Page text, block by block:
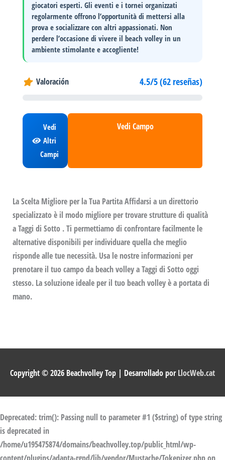
giocatori esperti. Gli eventi e i tornei organizzati
regolarmente offrono l’opportunità di mettersi alla
prova e socializzare con altri appassionati. Non
perdere l’occasione di vivere il beach volley in un
ambiente stimolante e accogliente!
Valoración 4.5/5 (62 reseñas)
Vedi
Altri
Campi
Vedi Campo
La Scelta Migliore per la Tua Partita Affidarsi a un direttorio
specializzato è il modo migliore per trovare strutture di qualità
a Taggi di Sotto . Ti permettiamo di confrontare facilmente le
alternative disponibili per individuare quella che meglio
risponde alle tue necessità. Usa le nostre informazioni per
prenotare il tuo campo da beach volley a Taggi di Sotto oggi
stesso. La soluzione ideale per il tuo beach volley è a portata di
mano.
Copyright © 2026 Beachvolley Top | Desarrollado porLlocWeb.cat
Deprecated: trim(): Passing null to parameter #1 ($string) of type string
is deprecated in
/home/u195475874/domains/beachvolley.top/public_html/wp-